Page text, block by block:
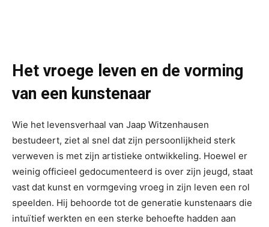
Het vroege leven en de vorming
van een kunstenaar
Wie het levensverhaal van Jaap Witzenhausen
bestudeert, ziet al snel dat zijn persoonlijkheid sterk
verweven is met zijn artistieke ontwikkeling. Hoewel er
weinig officieel gedocumenteerd is over zijn jeugd, staat
vast dat kunst en vormgeving vroeg in zijn leven een rol
speelden. Hij behoorde tot de generatie kunstenaars die
intuïtief werkten en een sterke behoefte hadden aan